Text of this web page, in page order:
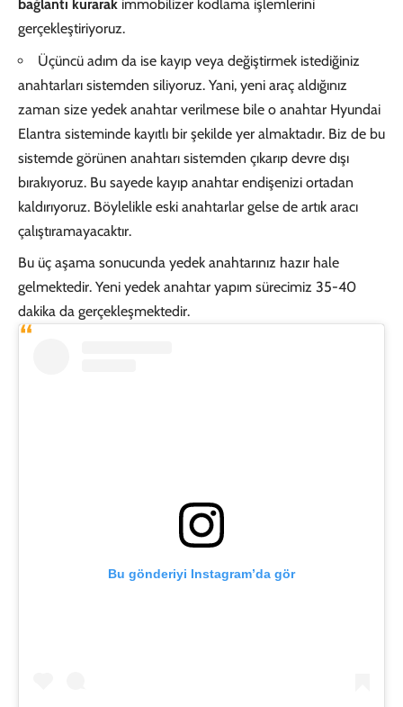
bağlantı kurarak immobilizer kodlama işlemlerini
gerçekleştiriyoruz.
Üçüncü adım da ise kayıp veya değiştirmek istediğiniz
anahtarları sistemden siliyoruz. Yani, yeni araç aldığınız
zaman size yedek anahtar verilmese bile o anahtar Hyundai
Elantra sisteminde kayıtlı bir şekilde yer almaktadır. Biz de bu
sistemde görünen anahtarı sistemden çıkarıp devre dışı
bırakıyoruz. Bu sayede kayıp anahtar endişenizi ortadan
kaldırıyoruz. Böylelikle eski anahtarlar gelse de artık aracı
çalıştıramayacaktır.
Bu üç aşama sonucunda yedek anahtarınız hazır hale
gelmektedir. Yeni yedek anahtar yapım sürecimiz 35-40
dakika da gerçekleşmektedir.
Bu gönderiyi Instagram’da gör